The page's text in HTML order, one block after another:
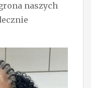
naszych